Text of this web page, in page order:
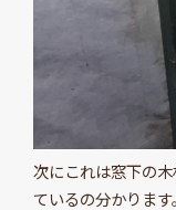
次にこれは窓下の
ているの分かります。